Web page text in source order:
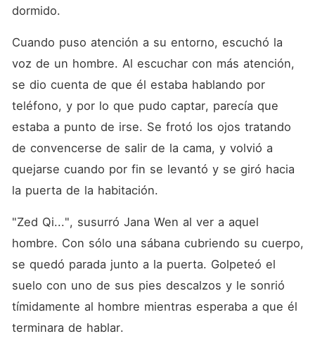
Y al mismo tiempo, el
secreto de la muerte de su
madre hizo que la situación
se volviera más compleja.
¿Fue un accidente o un
asesinato? Para descubrir la
verdad sobre la muerte de
su madre, incluso arriesgó su
vida. Sola en el mundo, Jana
se encuentró con su ex
novio. ¿Su consideración
¡Pase la página para obtener
dormido.
Cuando puso atención a su entorno, escuchó la
voz de un hombre. Al escuchar con más atención,
se dio cuenta de que él estaba hablando por
teléfono, y por lo que pudo captar, parecía que
estaba a punto de irse. Se frotó los ojos tratando
de convencerse de salir de la cama, y volvió a
quejarse cuando por fin se levantó y se giró hacia
la puerta de la habitación.
"Zed Qi...", susurró Jana Wen al ver a aquel
hombre. Con sólo una sábana cubriendo su cuerpo,
se quedó parada junto a la puerta. Golpeteó el
suelo con uno de sus pies descalzos y le sonrió
tímidamente al hombre mientras esperaba a que él
terminara de hablar.